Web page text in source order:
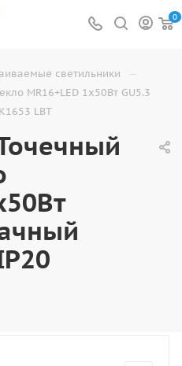
0
светильники —
MR16+LED 1х50Вт GU5.3
LBT